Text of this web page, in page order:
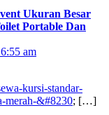
Ukuran Besar
Portable Dan
am
kursi-standar-
merah-&#8230; […]